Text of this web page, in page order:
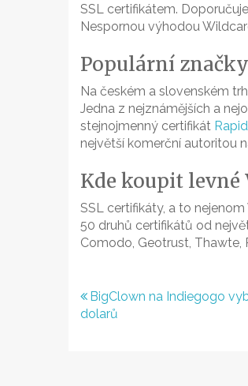
SSL certifikátem.
Nespornou výhodou
Populární
Na českém a slovenském
Jedna z nejznámějších a
stejnojmenný certifikát
největší komerční autoritou
Kde koupit levné
SSL certifikáty, a to
50 druhů certifikátů od
Comodo, Geotrust, Thawte,
Navigace
pro
BigClown na Indiegogo
dolarů